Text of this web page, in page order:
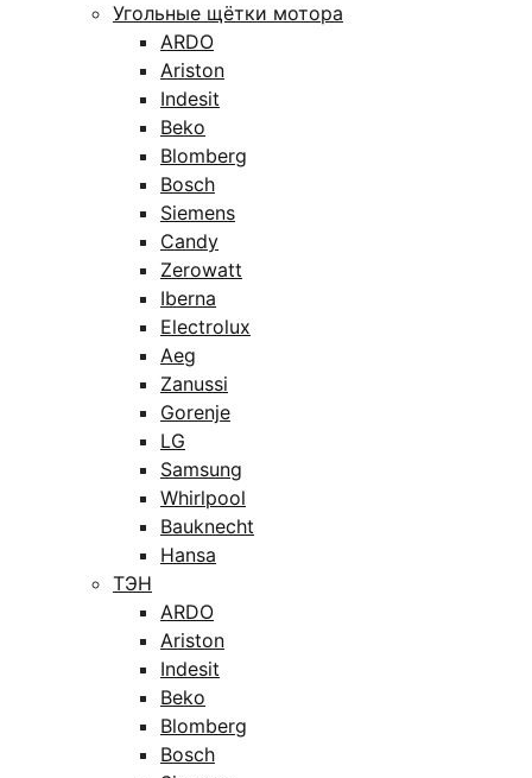
Угольные щётки мотора
ARDO
Ariston
Indesit
Beko
Blomberg
Bosch
Siemens
Candy
Zerowatt
Iberna
Electrolux
Aeg
Zanussi
Gorenje
LG
Samsung
Whirlpool
Bauknecht
Hansa
ТЭН
ARDO
Ariston
Indesit
Beko
Blomberg
Bosch